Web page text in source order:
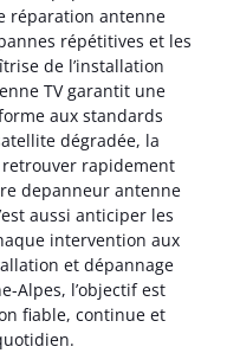
réparation antenne
répétitives et les
de l’installation
TV garantit une
aux standards
dégradée, la
rapidement
depanneur antenne
aussi anticiper les
intervention aux
et dépannage
Alpes, l’objectif est
fiable, continue et